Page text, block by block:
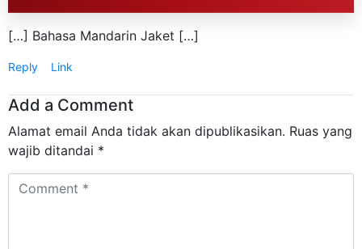
[…] Bahasa Mandarin Jaket […]
Reply Link
Add a Comment
Alamat email Anda tidak akan dipublikasikan. Ruas yang
wajib ditandai *
Comment